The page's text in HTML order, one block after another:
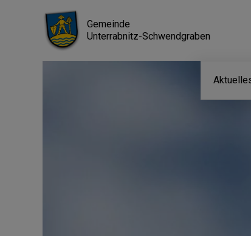
Gemeinde
Unterrabnitz-Schwendgraben